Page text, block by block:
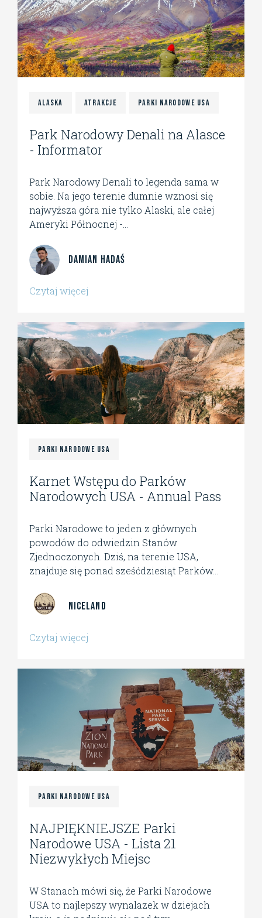
Alaska Atrakcje Parki Narodowe USA
Park Narodowy Denali na Alasce
- Informator
Park Narodowy Denali to legenda sama w
sobie. Na jego terenie dumnie wznosi się
najwyższa góra nie tylko Alaski, ale całej
Ameryki Północnej -...
Damian Hadaś
Czytaj więcej
Parki Narodowe USA
Karnet Wstępu do Parków
Narodowych USA - Annual Pass
Parki Narodowe to jeden z głównych
powodów do odwiedzin Stanów
Zjednoczonych. Dziś, na terenie USA,
znajduje się ponad sześćdziesiąt Parków...
Niceland
Czytaj więcej
Parki Narodowe USA
NAJPIĘKNIEJSZE Parki
Narodowe USA - Lista 21
Niezwykłych Miejsc
W Stanach mówi się, że Parki Narodowe
USA to najlepszy wynalazek w dziejach